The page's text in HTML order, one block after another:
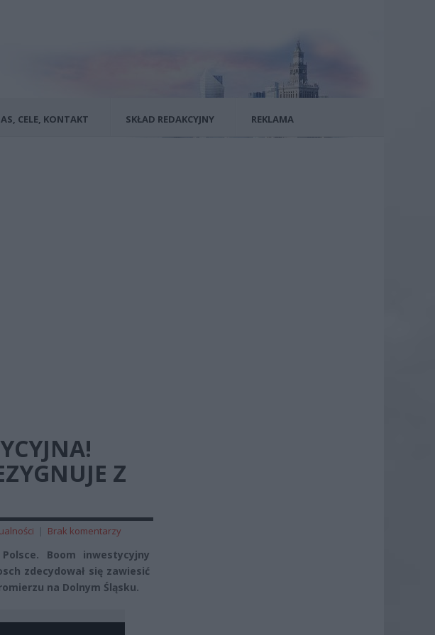
CELE, KONTAKT SKŁAD REDAKCYJNY REKLAMA
Z
| Brak komentarzy
Boom inwestycyjny
zdecydował się zawiesić
na Dolnym Śląsku.